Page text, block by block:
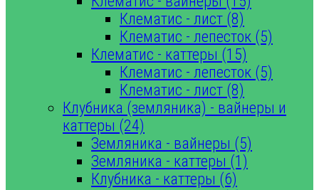
Клематис - лист (8)
Клематис - лепесток (5)
Клематис - каттеры (15)
Клематис - лепесток (5)
Клематис - лист (8)
Клубника (земляника) - вайнеры и
каттеры (24)
Земляника - вайнеры (5)
Земляника - каттеры (1)
Клубника - каттеры (6)